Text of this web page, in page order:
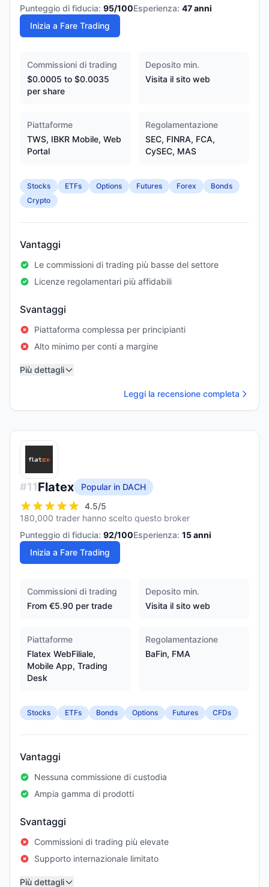
Punteggio di fiducia: 95/100Esperienza: 47anni
Inizia a Fare Trading
Commissioni di trading
$0.0005 to $0.0035
per share
Deposito min.
Visita il sito web
Piattaforme
TWS, IBKR Mobile, Web
Portal
Regolamentazione
SEC, FINRA, FCA,
CySEC, MAS
Stocks ETFs Options Futures Forex
Bonds
Crypto
Vantaggi
Le commissioni di trading più basse del settore
Licenze regolamentari più affidabili
Svantaggi
Piattaforma complessa per principianti
Alto minimo per conti a margine
Più dettagli
Leggi la recensione completa
#11Flatex
Popular in DACH
4.5/5
180,000 trader hanno scelto questo broker
Punteggio di fiducia: 92/100Esperienza: 15anni
Inizia a Fare Trading
Commissioni di trading
From €5.90 per trade
Deposito min.
Visita il sito web
Piattaforme
Flatex WebFiliale,
Mobile App, Trading
Desk
Regolamentazione
BaFin, FMA
Stocks ETFs Bonds Options Futures CFDs
Vantaggi
Nessuna commissione di custodia
Ampia gamma di prodotti
Svantaggi
Commissioni di trading più elevate
Supporto internazionale limitato
Più dettagli